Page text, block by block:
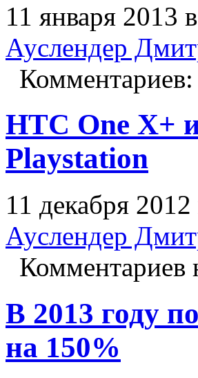
11 января 2013
Ауслендер
Комментариев:
HTC One X+
Playstation
11 декабря
Ауслендер
Комментариев
В 2013 году
на 150%